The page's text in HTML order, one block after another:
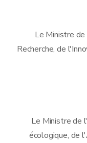
Le Ministre
Recherche, de
Le Ministre de
écologique, de